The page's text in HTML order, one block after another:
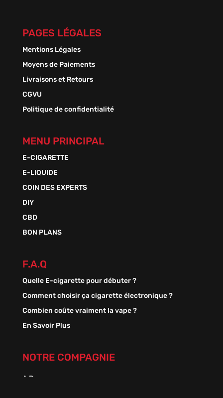
13,50 €
PAGES LÉGALES
Mentions Légales
Moyens de Paiements
Livraisons et Retours
CGVU
Politique de confidentialité
MENU PRINCIPAL
E-CIGARETTE
E-LIQUIDE
COIN DES EXPERTS
DIY
CBD
BON PLANS
F.A.Q
Quelle E-cigarette pour débuter ?
Comment choisir ça cigarette électronique ?
Combien coûte vraiment la vape ?
En Savoir Plus
NOTRE COMPAGNIE
A Propos